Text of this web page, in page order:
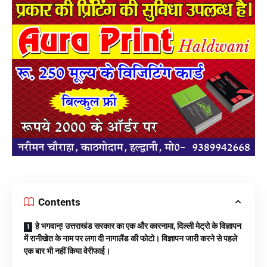
Contents
हे भगवान्! उत्तराखंड सरकार का एक और कारनामा, दिल्ली मेट्रो के विज्ञापन
में रानीखेत के नाम पर लगा दी नागालैंड की फोटो। विज्ञापन जारी करने से पहले
एक बार भी नहीं किया वेरीफाई।